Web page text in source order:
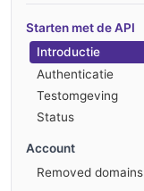
Starten met de API
Introductie
Authenticatie
Testomgeving
Status
Account
Removed domains